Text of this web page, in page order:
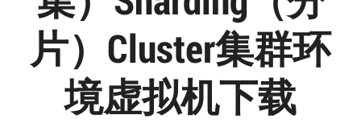
片）Cluster集群环
境虚拟机下载